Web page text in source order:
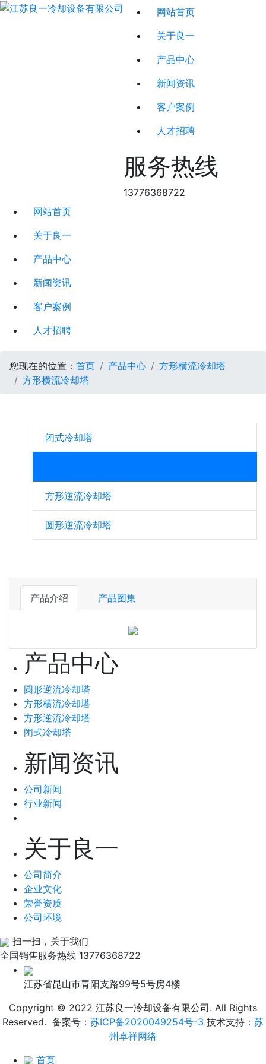
网站首页
关于良一
产品中心
新闻资讯
客户案例
人才招聘
服务热线
13776368722
网站首页
关于良一
产品中心
新闻资讯
客户案例
人才招聘
您现在的位置： 首页 产品中心
方形横流冷却塔
方形横流冷却塔
闭式冷却塔
方形逆流冷却塔
圆形逆流冷却塔
产品介绍 产品图集
产品中心
圆形逆流冷却塔
方形横流冷却塔
方形逆流冷却塔
闭式冷却塔
新闻资讯
公司新闻
行业新闻
关于良一
公司简介
企业文化
荣誉资质
公司环境
扫一扫，关于我们
全国销售服务热线 13776368722
江苏省昆山市青阳支路99号5号房4楼
Copyright © 2022 江苏良一冷却设备有限公司. All Rights
Reserved. 备案号： 苏ICP备2020049254号-3 技术支持： 苏
州卓祥网络
首页